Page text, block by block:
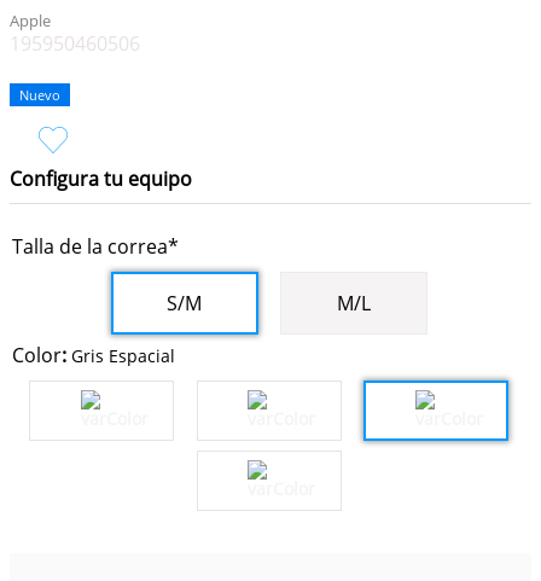
Apple
195950460506
Nuevo
Configura tu equipo
Talla de la correa*
S/M
M/L
Color: Gris Espacial